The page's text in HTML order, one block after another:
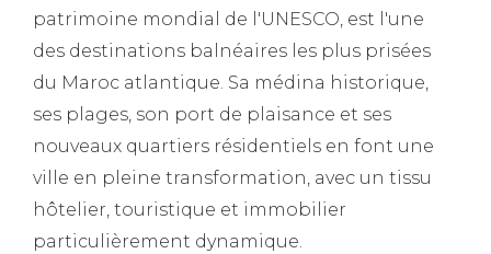
patrimoine mondial de l'UNESCO, est l'une
des destinations balnéaires les plus prisées
du Maroc atlantique. Sa médina historique,
ses plages, son port de plaisance et ses
nouveaux quartiers résidentiels en font une
ville en pleine transformation, avec un tissu
hôtelier, touristique et immobilier
particulièrement dynamique.